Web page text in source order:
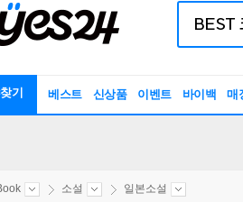
기 베스트 신상품 이벤트 바이백 매
소설 일본소설